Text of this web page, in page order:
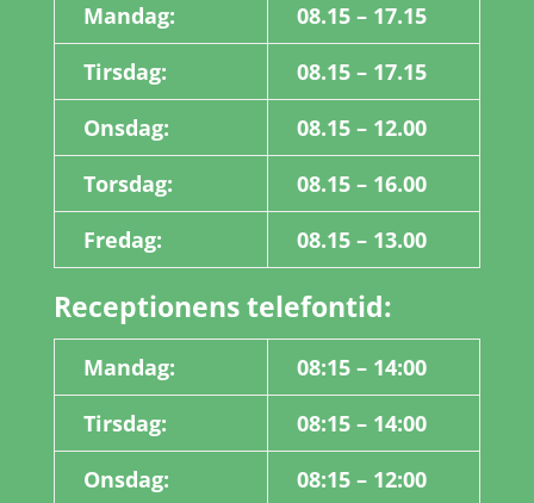
Mandag:
08.15 – 17.15
Tirsdag:
08.15 – 17.15
Onsdag:
08.15 – 12.00
Torsdag:
08.15 – 16.00
Fredag:
08.15 – 13.00
Receptionens telefontid:
Mandag:
08:15 – 14:00
Tirsdag:
08:15 – 14:00
Onsdag:
08:15 – 12:00